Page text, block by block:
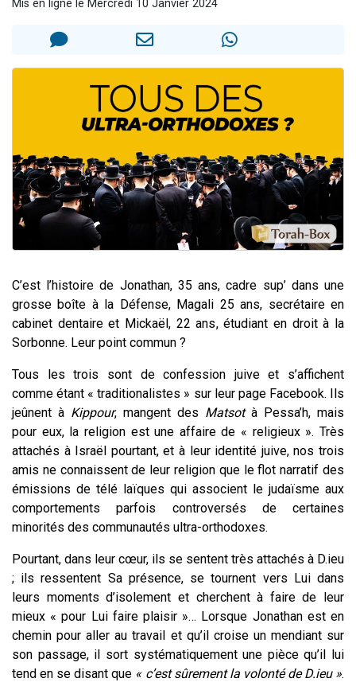
30 personnes viennent de faire un don pour Sauvez la jambe de Yohan
12 nouvelles musiques dans Torah-Box Music
Mis en ligne le Mercredi 10 Janvier 2024
C’est l’histoire de Jonathan, 35 ans, cadre sup’ dans une
grosse boîte à la Défense, Magali 25 ans, secrétaire en
cabinet dentaire et Mickaël, 22 ans, étudiant en droit à la
Sorbonne. Leur point commun ?
Tous les trois sont de confession juive et s’affichent
comme étant « traditionalistes » sur leur page Facebook. Ils
jeûnent à Kippour, mangent des Matsot à Pessa’h, mais
pour eux, la religion est une affaire de « religieux ». Très
attachés à Israël pourtant, et à leur identité juive, nos trois
amis ne connaissent de leur religion que le flot narratif des
émissions de télé laïques qui associent le judaïsme aux
comportements parfois controversés de certaines
minorités des communautés ultra-orthodoxes.
Pourtant, dans leur cœur, ils se sentent très attachés à D.ieu
; ils ressentent Sa présence, se tournent vers Lui dans
leurs moments d’isolement et cherchent à faire de leur
mieux « pour Lui faire plaisir »… Lorsque Jonathan est en
chemin pour aller au travail et qu’il croise un mendiant sur
son passage, il sort systématiquement une pièce qu’il lui
tend en se disant que « c’est sûrement la volonté de D.ieu ».